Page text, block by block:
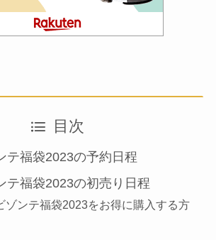
目次
テ福袋2023の予約日程
テ福袋2023の初売り日程
ゾンテ福袋2023をお得に購入する方